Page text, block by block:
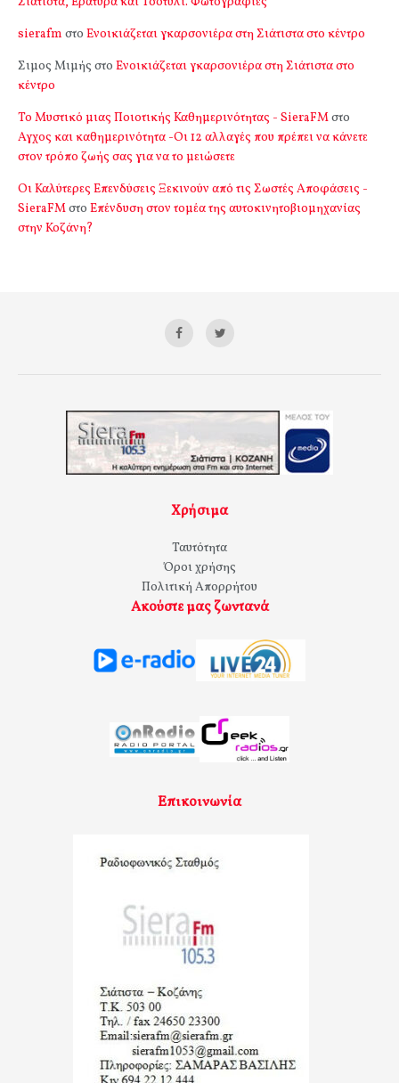
sierafm στο Ενοικιάζεται γκαρσονιέρα στη Σιάτιστα στο κέντρο
Σιμος Μιμής στο Ενοικιάζεται γκαρσονιέρα στη Σιάτιστα στο
κέντρο
Το Μυστικό μιας Ποιοτικής Καθημερινότητας - SieraFMστο
Αγχος και καθημερινότητα -Οι 12 αλλαγές που πρέπει να κάνετε
στον τρόπο ζωής σας για να το μειώσετε
Οι Καλύτερες Επενδύσεις Ξεκινούν από τις Σωστές Αποφάσεις -
SieraFMστο Επένδυση στον τομέα της αυτοκινητοβιομηχανίας
στην Κοζάνη?
Χρήσιμα
Ταυτότητα
Όροι χρήσης
Πολιτική Απορρήτου
Ακούστε μας ζωντανά
Επικοινωνία